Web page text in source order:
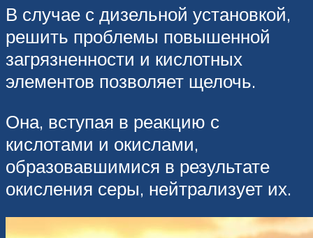
В случае с дизельной установкой,
решить проблемы повышенной
загрязненности и кислотных
элементов позволяет щелочь.
Она, вступая в реакцию с
кислотами и окислами,
образовавшимися в результате
окисления серы, нейтрализует их.